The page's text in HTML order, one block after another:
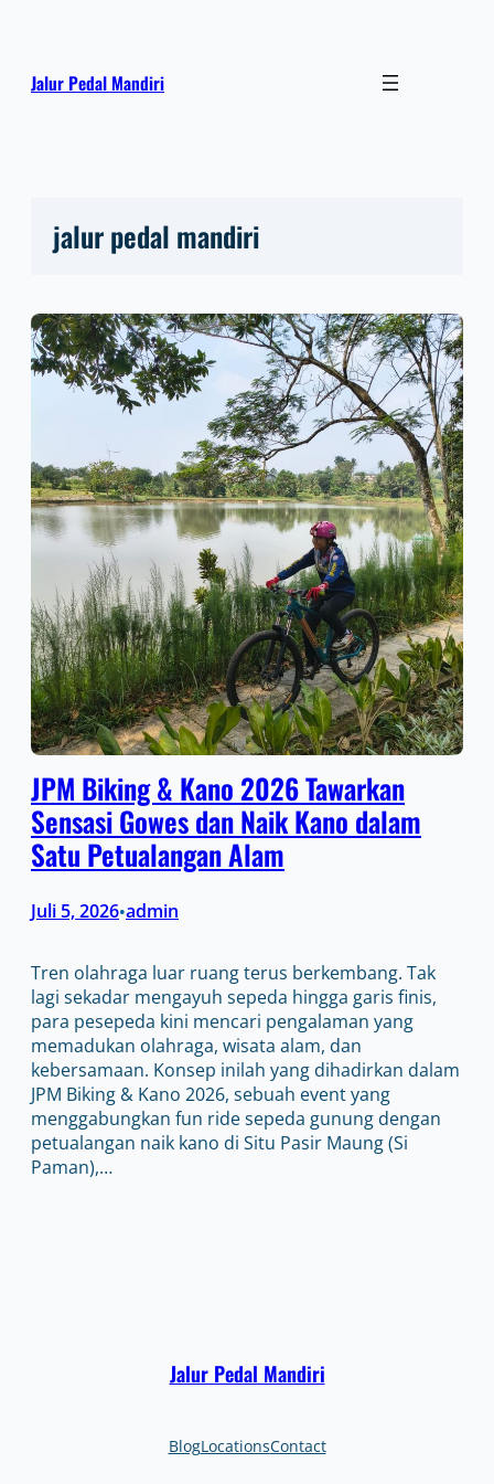
Jalur Pedal Mandiri
jalur pedal mandiri
JPM Biking & Kano 2026 Tawarkan
Sensasi Gowes dan Naik Kano dalam
Satu Petualangan Alam
Juli 5, 2026•admin
Tren olahraga luar ruang terus berkembang. Tak
lagi sekadar mengayuh sepeda hingga garis finis,
para pesepeda kini mencari pengalaman yang
memadukan olahraga, wisata alam, dan
kebersamaan. Konsep inilah yang dihadirkan dalam
JPM Biking & Kano 2026, sebuah event yang
menggabungkan fun ride sepeda gunung dengan
petualangan naik kano di Situ Pasir Maung (Si
Paman),…
Jalur Pedal Mandiri
BlogLocationsContact